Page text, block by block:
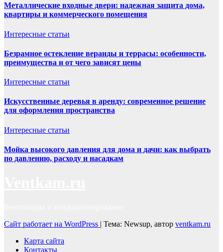
Металлические входные двери: надежная защита дома,
квартиры и коммерческого помещения
Интересные статьи
Безрамное остекление веранды и террасы: особенности,
преимущества и от чего зависят цены
Интересные статьи
Искусственные деревья в аренду: современное решение
для оформления пространства
Интересные статьи
Мойка высокого давления для дома и дачи: как выбрать
по давлению, расходу и насадкам
Сайт работает на WordPress | Тема: Newsup, автор ventkam.ru
Карта сайта
Контакты